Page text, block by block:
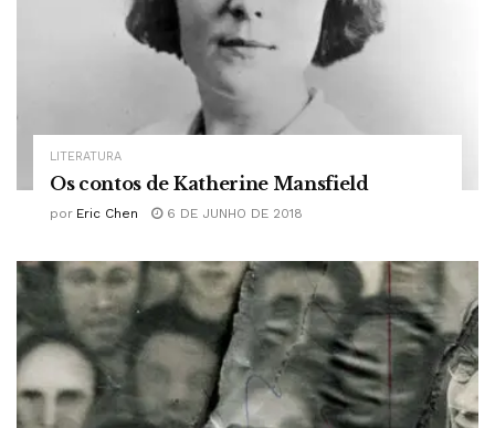
LITERATURA
Os contos de Katherine Mansfield
por Eric Chen 6 DE JUNHO DE 2018